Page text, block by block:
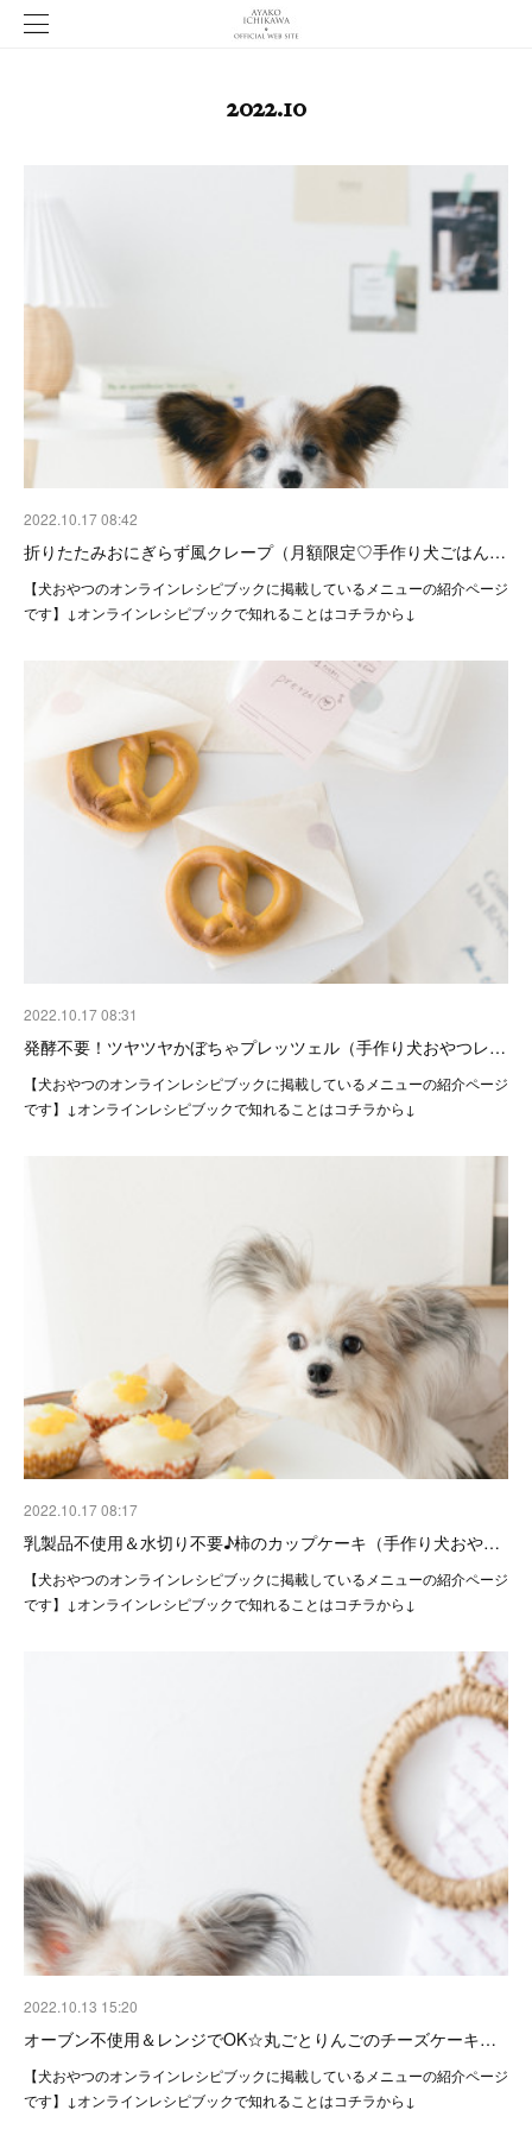
2022.10
2022.10.17 08:42
折りたたみおにぎらず風クレープ（月額限定♡手作り犬ごはん…
【犬おやつのオンラインレシピブックに掲載しているメニューの紹介ページ
です】↓オンラインレシピブックで知れることはコチラから↓
2022.10.17 08:31
発酵不要！ツヤツヤかぼちゃプレッツェル（手作り犬おやつレ…
【犬おやつのオンラインレシピブックに掲載しているメニューの紹介ページ
です】↓オンラインレシピブックで知れることはコチラから↓
2022.10.17 08:17
乳製品不使用＆水切り不要♪柿のカップケーキ（手作り犬おや…
【犬おやつのオンラインレシピブックに掲載しているメニューの紹介ページ
です】↓オンラインレシピブックで知れることはコチラから↓
2022.10.13 15:20
オーブン不使用＆レンジでOK☆丸ごとりんごのチーズケーキ…
【犬おやつのオンラインレシピブックに掲載しているメニューの紹介ページ
です】↓オンラインレシピブックで知れることはコチラから↓